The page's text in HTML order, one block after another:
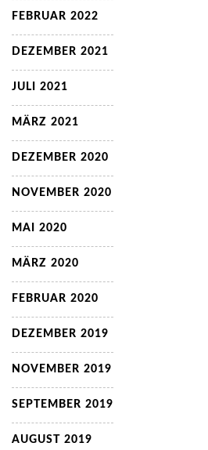
FEBRUAR 2022
DEZEMBER 2021
JULI 2021
MÄRZ 2021
DEZEMBER 2020
NOVEMBER 2020
MAI 2020
MÄRZ 2020
FEBRUAR 2020
DEZEMBER 2019
NOVEMBER 2019
SEPTEMBER 2019
AUGUST 2019